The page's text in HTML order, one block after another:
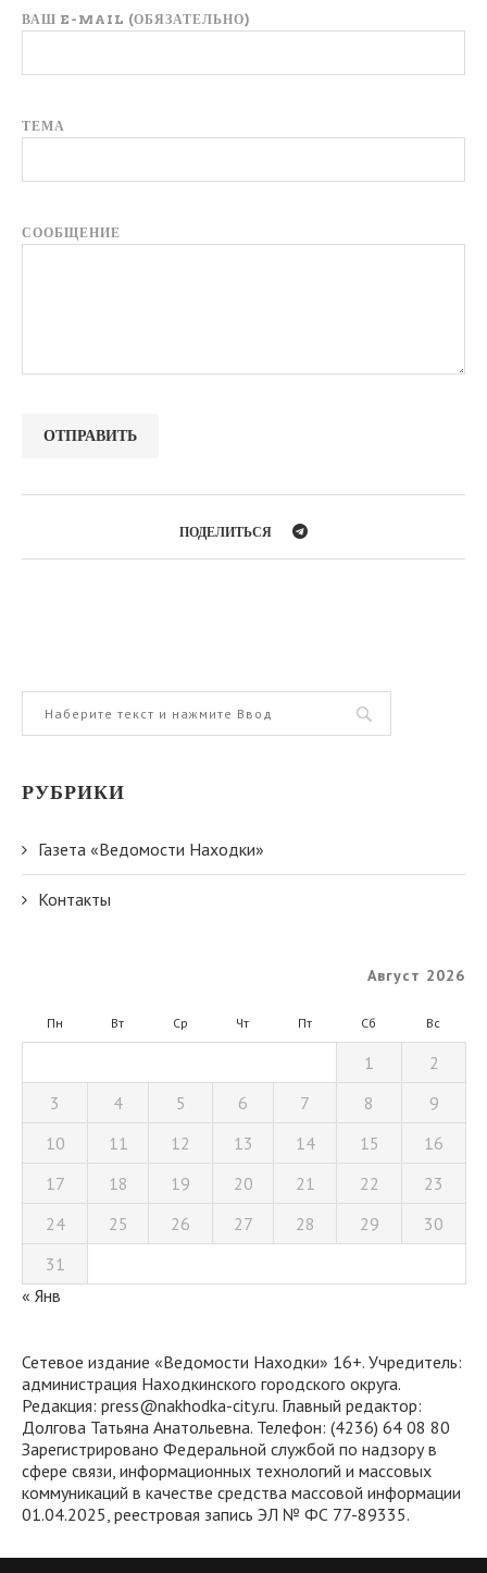
ВАШ E-MAIL (ОБЯЗАТЕЛЬНО)
ТЕМА
СООБЩЕНИЕ
ПОДЕЛИТЬСЯ
РУБРИКИ
Газета «Ведомости Находки»
Контакты
Август 2026
Пн Вт Ср Чт Пт Сб Вс
1
2
3
4 5 6 7 8
9
10
11 12 13 14 15
16
17
18 19 20 21 22
23
24
25 26 27 28 29
30
31
« Янв
Сетевое издание «Ведомости Находки» 16+. Учредитель:
администрация Находкинского городского округа.
Редакция: press@nakhodka-city.ru. Главный редактор:
Долгова Татьяна Анатольевна. Телефон: (4236) 64 08 80
Зарегистрировано Федеральной службой по надзору в
сфере связи, информационных технологий и массовых
коммуникаций в качестве средства массовой информации
01.04.2025, реестровая запись ЭЛ № ФС 77-89335.